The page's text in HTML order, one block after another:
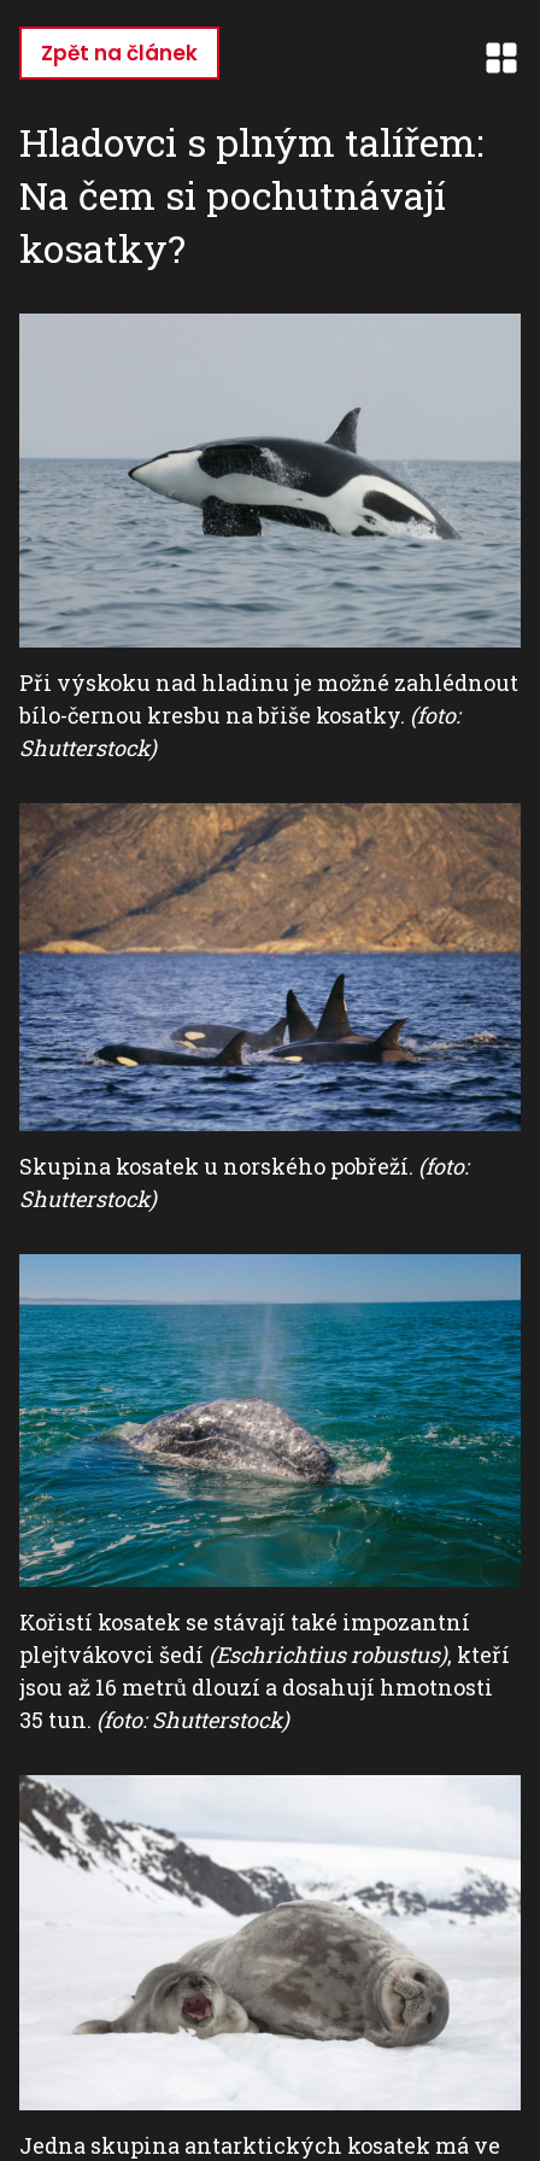
hlavnímu
Zpět na článek
Hladovci s plným talířem:
Na čem si pochutnávají
kosatky?
Při výskoku nad hladinu je možné zahlédnout
bílo-černou kresbu na břiše kosatky. (foto:
Shutterstock)
Skupina kosatek u norského pobřeží. (foto:
Shutterstock)
Kořistí kosatek se stávají také impozantní
plejtvákovci šedí (Eschrichtius robustus), kteří
jsou až 16 metrů dlouzí a dosahují hmotnosti
35 tun. (foto: Shutterstock)
Jedna skupina antarktických kosatek má ve